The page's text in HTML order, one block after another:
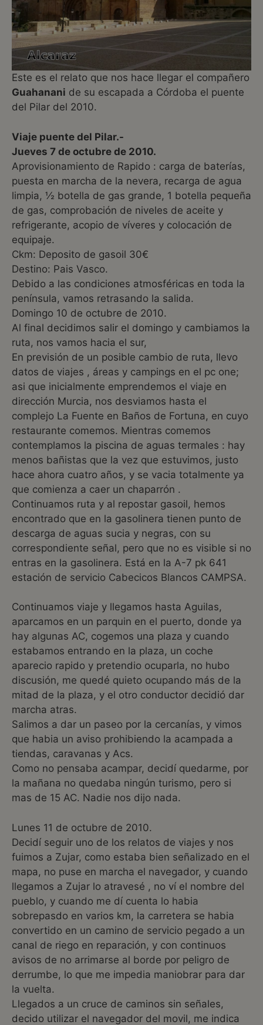
Este es el relato que nos hace llegar el compañero
Guahanani de su escapada a Córdoba el puente
del Pilar del 2010.
Viaje puente del Pilar.-
Jueves 7 de octubre de 2010.
Aprovisionamiento de Rapido : carga de baterías,
puesta en marcha de la nevera, recarga de agua
limpia, ½ botella de gas grande, 1 botella pequeña
de gas, comprobación de niveles de aceite y
refrigerante, acopio de víveres y colocación de
equipaje.
Ckm: Deposito de gasoil 30€
Destino: Pais Vasco.
Debido a las condiciones atmosféricas en toda la
península, vamos retrasando la salida.
Domingo 10 de octubre de 2010.
Al final decidimos salir el domingo y cambiamos la
ruta, nos vamos hacia el sur,
En previsión de un posible cambio de ruta, llevo
datos de viajes , áreas y campings en el pc one;
asi que inicialmente emprendemos el viaje en
dirección Murcia, nos desviamos hasta el
complejo La Fuente en Baños de Fortuna, en cuyo
restaurante comemos. Mientras comemos
contemplamos la piscina de aguas termales : hay
menos bañistas que la vez que estuvimos, justo
hace ahora cuatro años, y se vacia totalmente ya
que comienza a caer un chaparrón .
Continuamos ruta y al repostar gasoil, hemos
encontrado que en la gasolinera tienen punto de
descarga de aguas sucia y negras, con su
correspondiente señal, pero que no es visible si no
entras en la gasolinera. Está en la A-7 pk 641
estación de servicio Cabecicos Blancos CAMPSA.
Continuamos viaje y llegamos hasta Aguilas,
aparcamos en un parquin en el puerto, donde ya
hay algunas AC, cogemos una plaza y cuando
estabamos entrando en la plaza, un coche
aparecio rapido y pretendio ocuparla, no hubo
discusión, me quedé quieto ocupando más de la
mitad de la plaza, y el otro conductor decidió dar
marcha atras.
Salimos a dar un paseo por la cercanías, y vimos
que habia un aviso prohibiendo la acampada a
tiendas, caravanas y Acs.
Como no pensaba acampar, decidí quedarme, por
la mañana no quedaba ningún turismo, pero si
mas de 15 AC. Nadie nos dijo nada.
Lunes 11 de octubre de 2010.
Decidí seguir uno de los relatos de viajes y nos
fuimos a Zujar, como estaba bien señalizado en el
mapa, no puse en marcha el navegador, y cuando
llegamos a Zujar lo atravesé , no ví el nombre del
pueblo, y cuando me dí cuenta lo habia
sobrepasdo en varios km, la carretera se habia
convertido en un camino de servicio pegado a un
canal de riego en reparación, y con continuos
avisos de no arrimarse al borde por peligro de
derrumbe, lo que me impedia maniobrar para dar
la vuelta.
Llegados a un cruce de caminos sin señales,
decido utilizar el navegador del movil, me indica